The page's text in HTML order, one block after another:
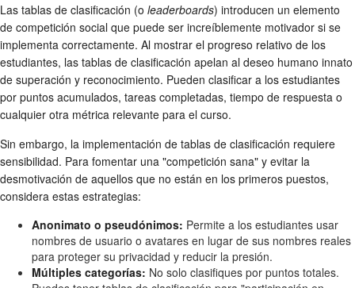
Las tablas de clasificación (o leaderboards) introducen un elemento
de competición social que puede ser increíblemente motivador si se
implementa correctamente. Al mostrar el progreso relativo de los
estudiantes, las tablas de clasificación apelan al deseo humano innato
de superación y reconocimiento. Pueden clasificar a los estudiantes
por puntos acumulados, tareas completadas, tiempo de respuesta o
cualquier otra métrica relevante para el curso.
Sin embargo, la implementación de tablas de clasificación requiere
sensibilidad. Para fomentar una "competición sana" y evitar la
desmotivación de aquellos que no están en los primeros puestos,
considera estas estrategias:
Anonimato o pseudónimos: Permite a los estudiantes usar
nombres de usuario o avatares en lugar de sus nombres reales
para proteger su privacidad y reducir la presión.
Múltiples categorías: No solo clasifiques por puntos totales.